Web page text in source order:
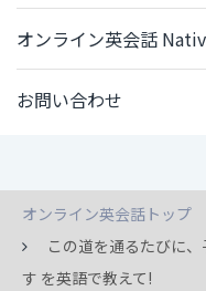
オンライン英会話
お問い合わせ
オンライン英会話トップ
この道を通るたびに
す を英語で教えて!